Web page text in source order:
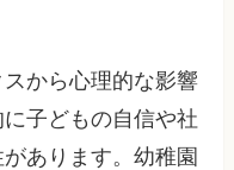
から心理的な影響
子どもの自信や社
あります。幼稚園